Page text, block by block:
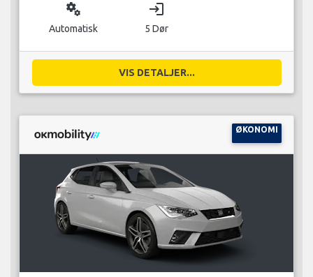
miscellaneous_services
Automatisk
login
5 Dør
VIS DETALJER...
ØKONOMI